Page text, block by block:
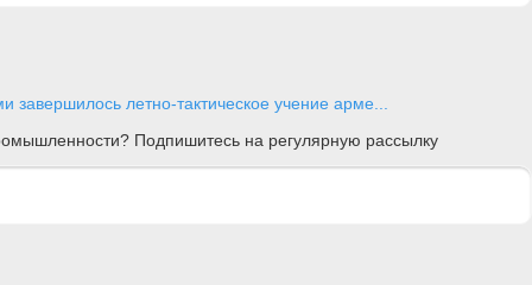
завершилось летно-тактическое учение арме...
Подпишитесь на регулярную рассылку